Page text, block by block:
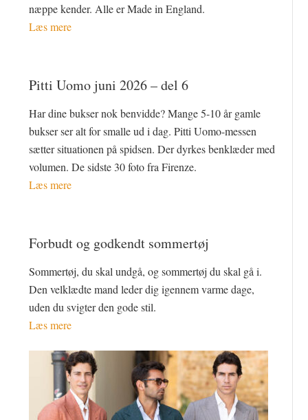
næppe kender. Alle er Made in England.
Læs mere
Pitti Uomo juni 2026 – del 6
Har dine bukser nok benvidde? Mange 5-10 år gamle
bukser ser alt for smalle ud i dag. Pitti Uomo-messen
sætter situationen på spidsen. Der dyrkes benklæder med
volumen. De sidste 30 foto fra Firenze.
Læs mere
Forbudt og godkendt sommertøj
Sommertøj, du skal undgå, og sommertøj du skal gå i.
Den velklædte mand leder dig igennem varme dage,
uden du svigter den gode stil.
Læs mere